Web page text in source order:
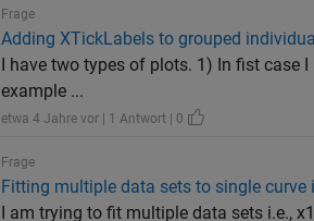
Frage
Adding XTickLabels to grouped
I have two types of plots. 1) In fist
example ...
etwa 4 Jahre vor | 1 Antwort | 0
Frage
Fitting multiple data sets to single curve
I am trying to fit multiple data sets i.e.,